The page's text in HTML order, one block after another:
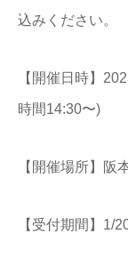
込みください。
【開催日時】
時間14:30〜)
【開催場所】阪
【受付期間】1/